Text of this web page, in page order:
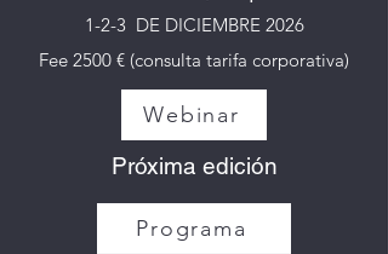
1-2-3 DE DICIEMBRE 2026
Fee 2500 € (consulta tarifa corporativa)
Webinar
Próxima edición
Programa